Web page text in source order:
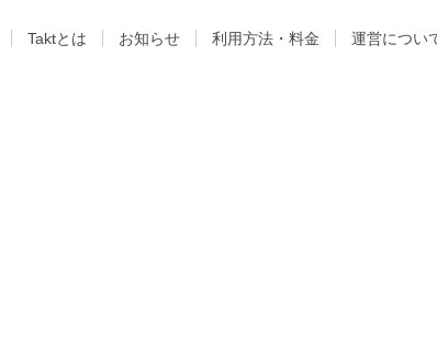
Taktとは お知らせ 利用方法・料金 運営につい